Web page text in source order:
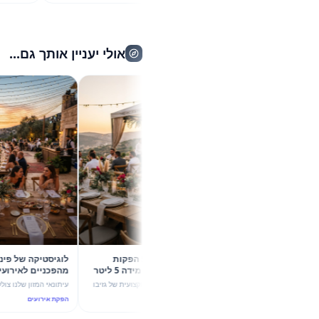
אולי יעניין אותך גם...
קונספט עם גזיבו 6X4 וכד מידה 5 ליטר
גלו איך שילוב מדויק בין הצללה מקצועית של גזיבו
לוגיסטיקה של
עוצמת ערבול ותשתית יוקרה
עיתונאי המזון שלנו צולל לעומק